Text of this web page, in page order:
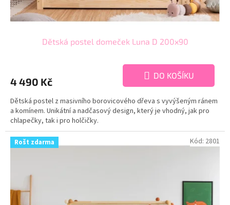
Dětská postel domeček Luna D 200x90
4 490 Kč
DO KOŠÍKU
Dětská postel z masivního borovicového dřeva s vyvýšeným ránem
a komínem. Unikátní a nadčasový design, který je vhodný, jak pro
chlapečky, tak i pro holčičky.
Rošt zdarma Kód: 2801